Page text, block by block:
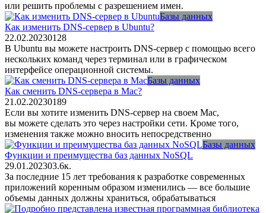
или решить проблемы с разрешением имен.
Базы данных
Как изменить DNS-сервер в Ubuntu?
22.02.20230128
В Ubuntu вы можете настроить DNS-сервер с помощью всего
нескольких команд через терминал или в графическом
интерфейсе операционной системы.
Базы данных
Как сменить DNS-сервера в Mac?
21.02.20230189
Если вы хотите изменить DNS-сервер на своем Mac,
вы можете сделать это через настройки сети. Кроме того,
изменения также можно вносить непосредственно
Базы данных
Функции и преимущества баз данных NoSQL
29.01.202303.6к.
За последние 15 лет требования к разработке современных
приложений коренным образом изменились — все большие
объемы данных должны храниться, обрабатываться